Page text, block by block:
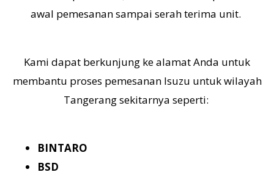
awal pemesanan sampai serah terima unit.
Kami dapat berkunjung ke alamat Anda untuk
membantu proses pemesanan Isuzu untuk wilayah
Tangerang sekitarnya seperti:
BINTARO
BSD